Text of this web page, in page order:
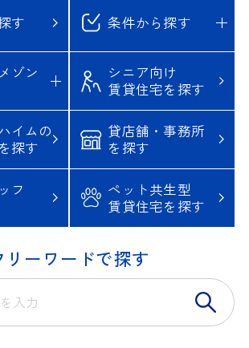
す 条件から探す
ゾン
シニア向け
賃貸住宅を探す
イムの
探す
貸店舗・事務所
を探す
フ
ペット共生型
賃貸住宅を探す
リーワードで探す